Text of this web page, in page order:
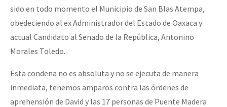
sido en todo momento el Municipio de San Blas Atempa,
obedeciendo al ex Administrador del Estado de Oaxaca y
actual Candidato al Senado de la República, Antonino
Morales Toledo.
Esta condena no es absoluta y no se ejecuta de manera
inmediata, tenemos amparos contra las órdenes de
aprehensión de David y las 17 personas de Puente Madera